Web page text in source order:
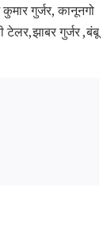
गुर्जर, कानूनगो
टेलर,झाबर गुर्जर ,बंबू